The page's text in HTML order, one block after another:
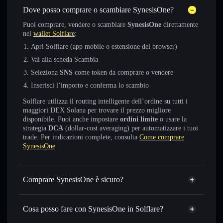
Dove posso comprare o scambiare SynesisOne?
Puoi comprare, vendere o scambiare SynesisOne direttamente
nel wallet Solflare:
Apri Solflare (app mobile o estensione del browser)
Vai alla scheda Scambia
Seleziona SNS come token da comprare o vendere
Inserisci l’importo e conferma lo scambio
Solflare utilizza il routing intelligente dell’ordine su tutti i
maggiori DEX Solana per trovare il prezzo migliore
disponibile. Puoi anche impostare ordini limite o usare la
strategia DCA (dollar-cost averaging) per automatizzare i tuoi
trade. Per indicazioni complete, consulta Come comprare
SynesisOne.
Comprare SynesisOne è sicuro?
SynesisOne token verificato
Cosa posso fare con SynesisOne in Solflare?